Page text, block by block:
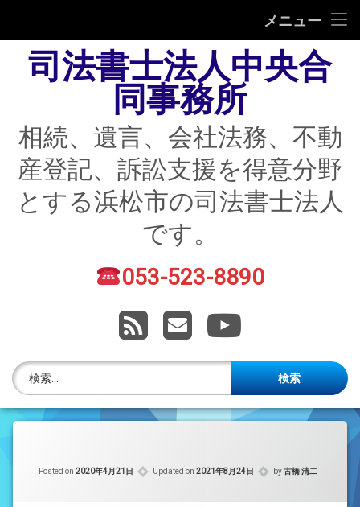
メニュー
相続
不動産登記
債務整理
住宅ローン返済にお困りの方
賃貸トラブル
株主名簿管理人
ご相談について
司法書士法人中央合
同事務所
相続、遺言、会社法務、不動
産登記、訴訟支援を得意分野
とする浜松市の司法書士法人
です。
電話番号: 053-523-8890
RSSメールアドレス
YouTube
検索:
Posted on 2020年4月21日 Updated on 2021年8月24日 by古橋 清二